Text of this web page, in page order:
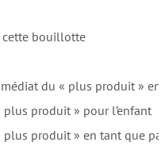
cette bouillotte
du « plus produit »
produit » pour l’enfant
produit » en tant que